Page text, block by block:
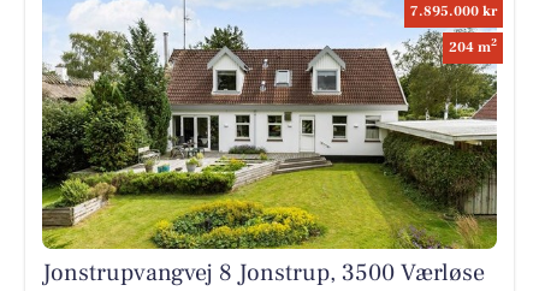
7.895.000 kr
204 m2
Jonstrupvangvej 8 Jonstrup, 3500 Værløse